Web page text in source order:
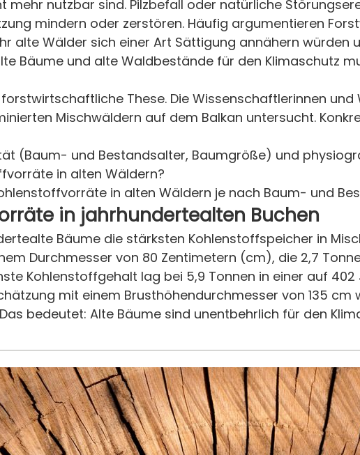
nutzbar sind. Pilzbefall oder natürliche
mindern oder zerstören. Häufig argumentieren
alte Wälder sich einer Art Sättigung annähern würden
Bäume und alte Waldbestände für den Klimaschutz
These. Die Wissenschaftlerinnen
Mischwäldern auf dem Balkan untersucht.
(Baum- und Bestandsalter, Baumgröße) und
in alten Wäldern?
in alten Wäldern je nach Baum- und
in jahrhundertealten Buchen
Bäume die stärksten Kohlenstoffspeicher in
Durchmesser von 80 Zentimetern (cm), die 2,7
Kohlenstoffgehalt lag bei 5,9 Tonnen in einer auf 402
mit einem Brusthöhendurchmesser von 135
bedeutet: Alte Bäume sind unentbehrlich für den